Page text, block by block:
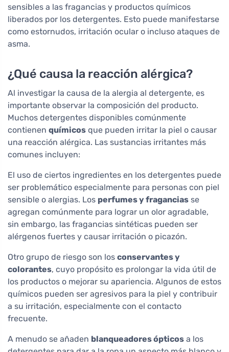
sensibles a las fragancias y productos químicos
liberados por los detergentes. Esto puede manifestarse
como estornudos, irritación ocular o incluso ataques de
asma.
¿Qué causa la reacción alérgica?
Al investigar la causa de la alergia al detergente, es
importante observar la composición del producto.
Muchos detergentes disponibles comúnmente
contienen químicos que pueden irritar la piel o causar
una reacción alérgica. Las sustancias irritantes más
comunes incluyen:
El uso de ciertos ingredientes en los detergentes puede
ser problemático especialmente para personas con piel
sensible o alergias. Los perfumes y fragancias se
agregan comúnmente para lograr un olor agradable,
sin embargo, las fragancias sintéticas pueden ser
alérgenos fuertes y causar irritación o picazón.
Otro grupo de riesgo son los conservantes y
colorantes, cuyo propósito es prolongar la vida útil de
los productos o mejorar su apariencia. Algunos de estos
químicos pueden ser agresivos para la piel y contribuir
a su irritación, especialmente con el contacto
frecuente.
A menudo se añaden blanqueadores ópticos a los